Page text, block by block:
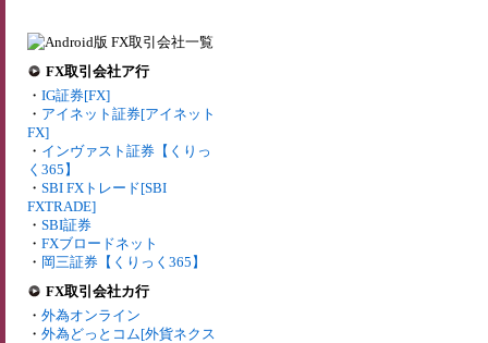
FX取引会社ア行
・ IG証券[FX]
・ アイネット証券[アイネット
FX]
・ インヴァスト証券【くりっ
く365】
・ SBI FXトレード[SBI
FXTRADE]
・ SBI証券
・ FXブロードネット
・ 岡三証券【くりっく365】
FX取引会社カ行
・ 外為オンライン
・ 外為どっとコム[外貨ネクス